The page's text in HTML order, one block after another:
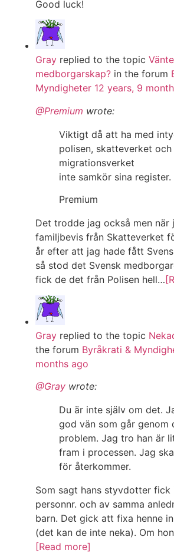
Good luck!
Gray replied to the topic
medborgarskap? in the forum
Myndigheter 12 years, 9
@Premium wrote:
Viktigt då att ha med
polisen, skatteverket och
migrationsverket
inte samkör sina register.
Premium
Det trodde jag också men när
familjbevis från Skatteverket
år efter att jag hade fått
så stod det Svensk
fick de det från Polisen hell…
Gray replied to the topic
the forum Byråkrati &
months ago
@Gray wrote:
Du är inte själv om det.
god vän som går genom
problem. Jag tro han är
fram i processen. Jag
för återkommer.
Som sagt hans styvdotter fick
personnr. och av samma
barn. Det gick att fixa henne
(det kan de inte neka). Om
[Read more]